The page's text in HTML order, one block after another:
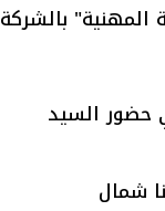
بالشركة
حضور السيد
شمال